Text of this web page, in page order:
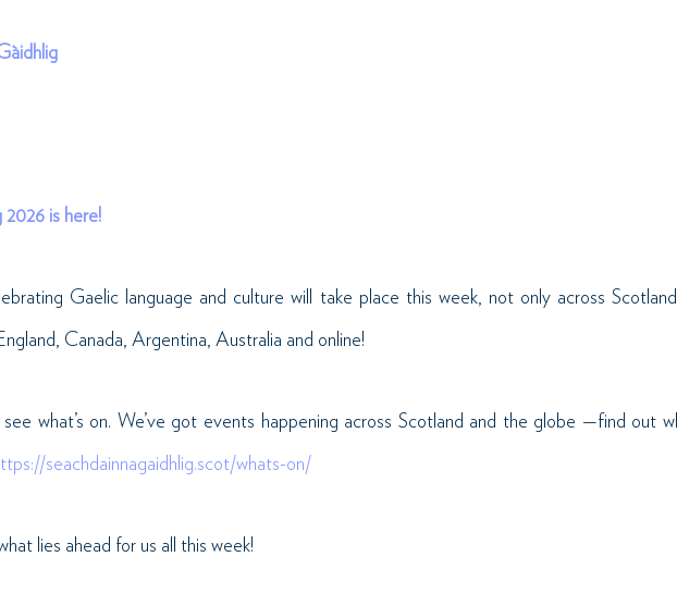
2026 is here!
Gaelic language and culture will take place this week, not only across
Canada, Argentina, Australia and online!
what’s on. We’ve got events happening across Scotland and the globe —find out
seachdainnagaidhlig.scot/whats-on/
lies ahead for us all this week!